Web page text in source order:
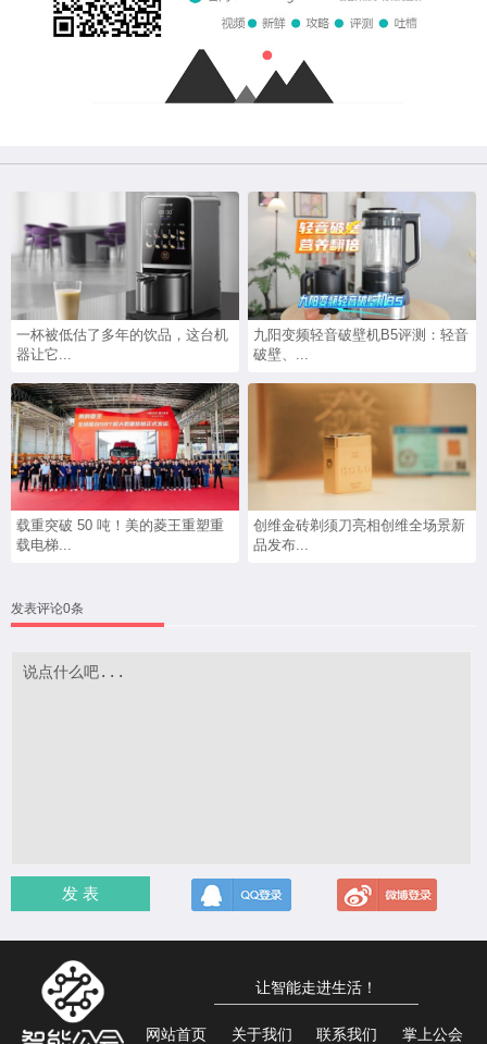
一杯被低估了多年的饮品，这台机
器让它...
九阳变频轻音破壁机B5评测：轻音
破壁、...
载重突破 50 吨！美的菱王重塑重
载电梯...
创维金砖剃须刀亮相创维全场景新
品发布...
发表评论0条
发 表
让智能走进生活！
网站首页 关于我们 联系我们 掌上公会